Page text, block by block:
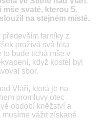
svaté, kterou 5.
na stejném místě.
farníky z
prožívá svá léta
to bude tichá mše v
když kostel byl
sbor.
Vláří, která je na
promluvy otec
období kněžství a
vážit získané